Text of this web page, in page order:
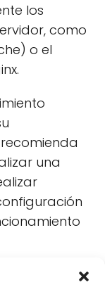
los
como
o el
una
virtual